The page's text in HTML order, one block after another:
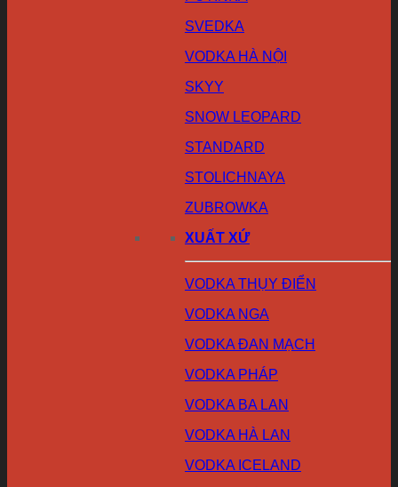
SVEDKA
VODKA HÀ NỘI
SKYY
SNOW LEOPARD
STANDARD
STOLICHNAYA
ZUBROWKA
XUẤT XỨ
VODKA THỤY ĐIỂN
VODKA NGA
VODKA ĐAN MẠCH
VODKA PHÁP
VODKA BA LAN
VODKA HÀ LAN
VODKA ICELAND